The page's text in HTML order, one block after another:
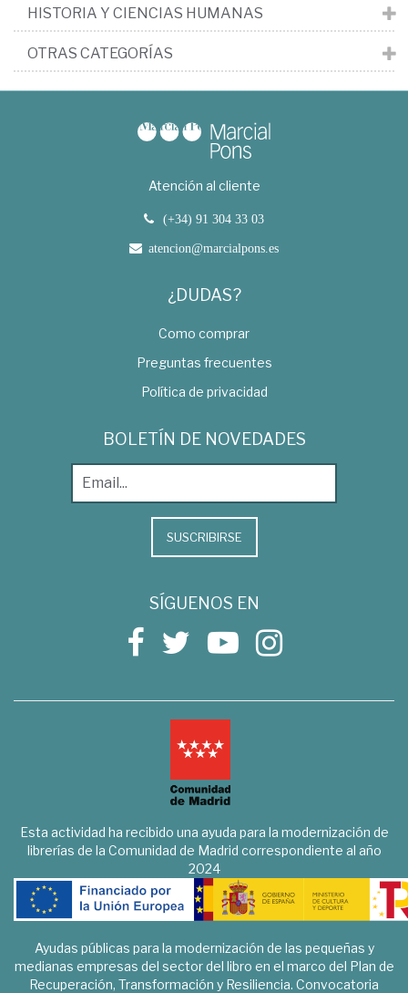
HISTORIA Y CIENCIAS HUMANAS
OTRAS CATEGORÍAS
Atención al cliente
(+34) 91 304 33 03
atencion@marcialpons.es
¿DUDAS?
Como comprar
Preguntas frecuentes
Política de privacidad
BOLETÍN DE NOVEDADES
SUSCRIBIRSE
SÍGUENOS EN
Esta actividad ha recibido una ayuda para la modernización de
librerías de la Comunidad de Madrid correspondiente al año
2024
Ayudas públicas para la modernización de las pequeñas y
medianas empresas del sector del libro en el marco del Plan de
Recuperación, Transformación y Resiliencia. Convocatoria